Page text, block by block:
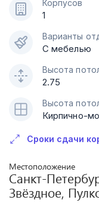
Корпусов
1
Варианты
С мебелью
Высота
2.75
Высота
Кирпично-
Сроки сдачи
Местоположение
Санкт-
Звёздное,